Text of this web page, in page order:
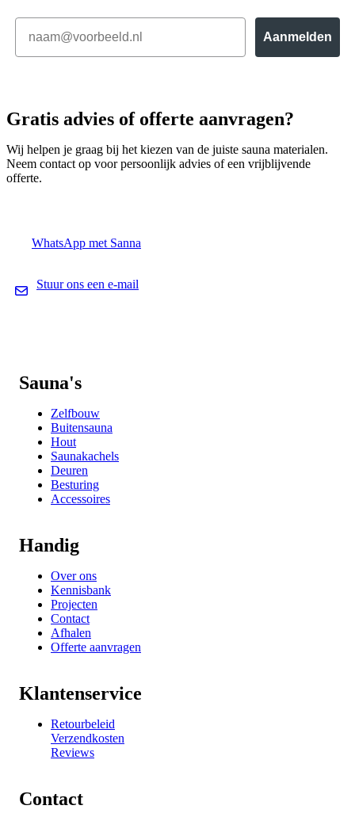
Email
Aanmelden
Gratis advies of offerte aanvragen?
Wij helpen je graag bij het kiezen van de juiste sauna materialen.
Neem contact op voor persoonlijk advies of een vrijblijvende
offerte.
Stuur ons een e-mail
WhatsApp met Sanna
Sauna's
Zelfbouw
Buitensauna
Hout
Saunakachels
Deuren
Besturing
Accessoires
Handig
Over ons
Kennisbank
Projecten
Contact
Afhalen
Offerte aanvragen
Klantenservice
Retourbeleid
Verzendkosten
Reviews
Contact